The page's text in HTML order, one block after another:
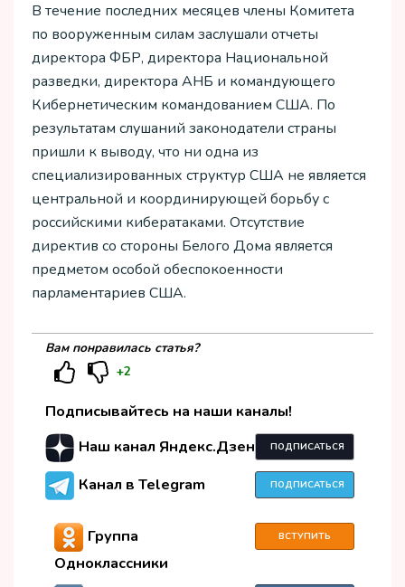
В течение последних месяцев члены Комитета
по вооруженным силам заслушали отчеты
директора ФБР, директора Национальной
разведки, директора АНБ и командующего
Кибернетическим командованием США. По
результатам слушаний законодатели страны
пришли к выводу, что ни одна из
специализированных структур США не является
центральной и координирующей борьбу с
российскими кибератаками. Отсутствие
директив со стороны Белого Дома является
предметом особой обеспокоенности
парламентариев США.
Вам понравилась статья?
+2
Подписывайтесь на наши каналы!
Наш канал Яндекс.Дзен
ПОДПИСАТЬСЯ
Канал в Telegram ПОДПИСАТЬСЯ
Группа
Одноклассники
ВСТУПИТЬ